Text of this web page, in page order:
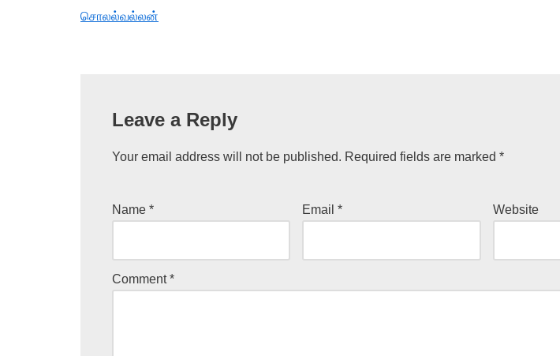
சொலல்வல்லன்
Leave a Reply
Your email address will not be published. Required fields are marked *
Name * Email* Website
Comment*